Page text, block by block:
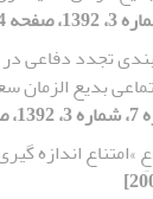
تجدد دفاعی در
بدیع
74]
»امتناع اندازه